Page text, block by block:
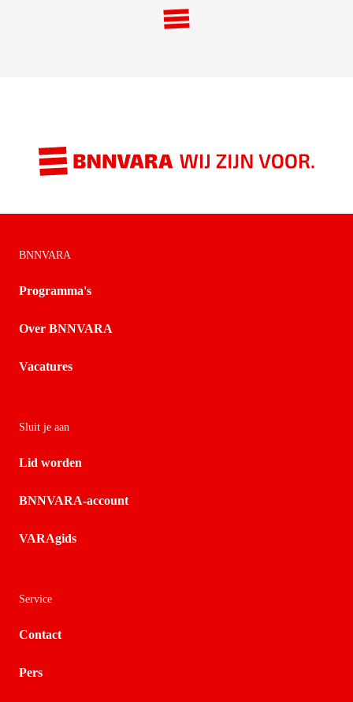
BNNVARA
Programma's
Over BNNVARA
Vacatures
Sluit je aan
Lid worden
BNNVARA-account
VARAgids
Service
Contact
Pers